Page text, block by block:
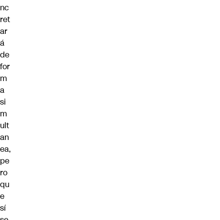
nc
ret
ar
á
de
for
m
a
si
m
ult
an
ea,
pe
ro
qu
e
sí